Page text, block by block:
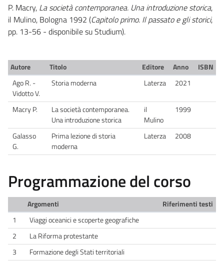
P. Macry, La società contemporanea. Una introduzione storica,
il Mulino, Bologna 1992 (Capitolo primo. Il passato e gli storici,
pp. 13-56 - disponibile su Studium).
Autore Titolo Editore Anno
ISBN
Ago R. -
Vidotto V.
Storia moderna Laterza 2021
Macry P.
La società contemporanea.
Una introduzione storica
il
Mulino
1999
Galasso
G.
Prima lezione di storia
moderna
Laterza 2008
Programmazione del corso
Argomenti
Riferimenti testi
1
Viaggi oceanici e scoperte geografiche
2
La Riforma protestante
3
Formazione degli Stati territoriali